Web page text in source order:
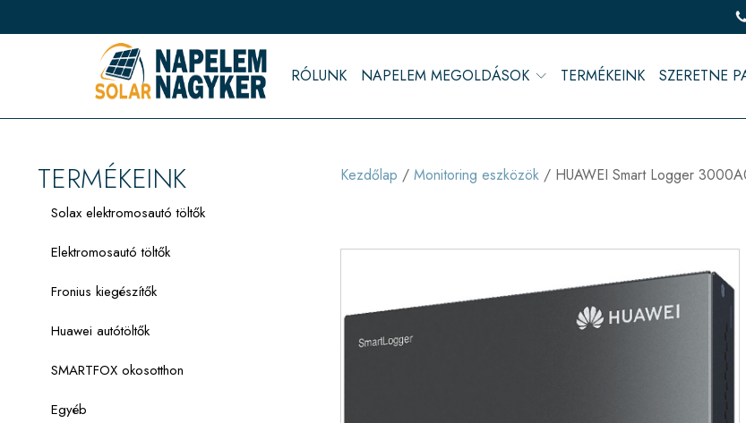
RÓLUNK NAPELEM MEGOLDÁSOK TERMÉKEINK SZERETNE
TERMÉKEINK
Solax elektromosautó töltők
Elektromosautó töltők
Fronius kiegészítők
Huawei autótöltők
SMARTFOX okosotthon
Egyéb
Kezdőlap / Monitoring eszközök/ HUAWEI Smart Logger